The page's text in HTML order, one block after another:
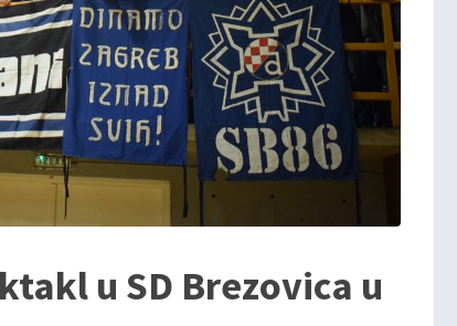
u SD Brezovica u